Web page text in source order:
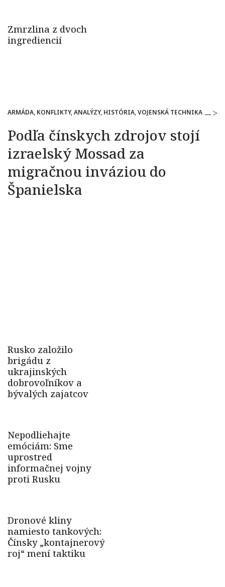
ARMÁDA, KONFLIKTY, ANALÝZY, HISTÓRIA, VOJENSKÁ TECHNIKA